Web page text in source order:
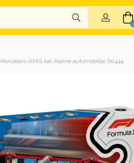
AMG bei Alpine automobiliai 60444